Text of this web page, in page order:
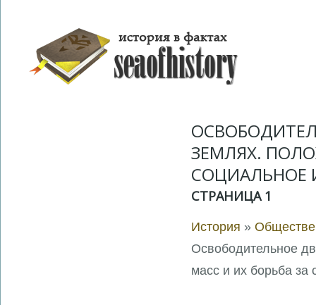
ЗЕМЛЯХ.
СОЦИАЛЬНОЕ
СТРАНИЦА 1
История »
Освободительное
масс и их борьба за